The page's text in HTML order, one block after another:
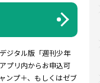
ジタル版「週刊少年
プリ内からお申込可
ンプ＋、もしくはゼブ